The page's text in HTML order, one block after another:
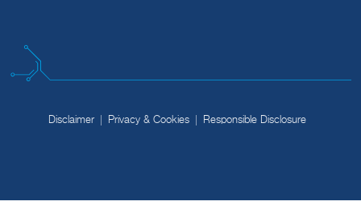
Disclaimer Privacy & Cookies Responsible Disclosure